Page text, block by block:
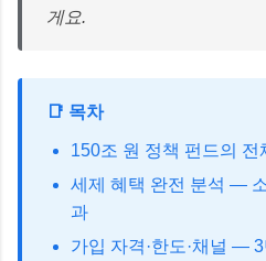
게요.
📑 목차
150조 원 정책 펀드의 전
세제 혜택 완전 분석 —
과
가입 자격·한도·채널 — 3